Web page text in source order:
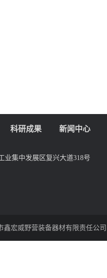
科研成果 新闻中心
业集中发展区复兴大道318号
鑫宏威野营装备器材有限责任公司